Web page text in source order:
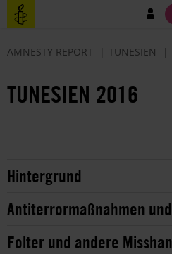
Direkt
zum
Benutzermenü
AMNESTY REPORT TUNESIEN
TUNESIEN 2016
Hintergrund
Antiterrormaßnahmen
Folter und andere